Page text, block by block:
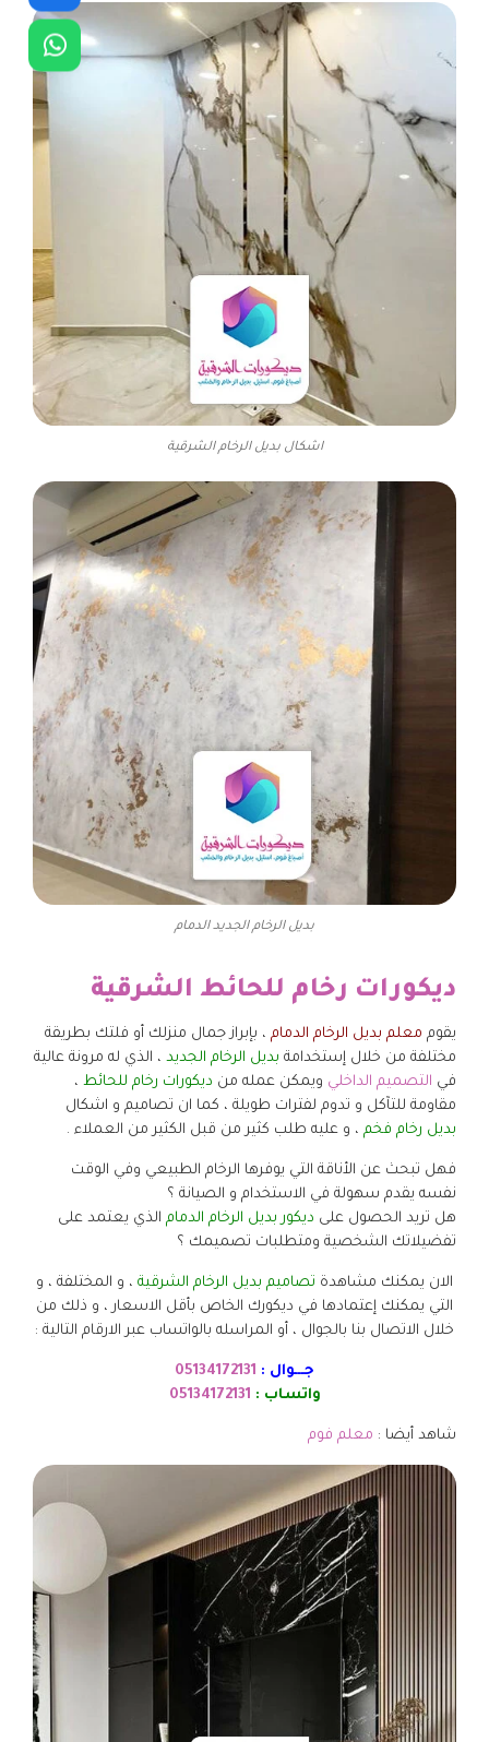
اشكال بديل الرخام الشرقية
بديل الرخام الجديد الدمام
ديكورات رخام للحائط الشرقية
يقوم معلم بديل الرخام الدمام ، بإبراز جمال منزلك أو فلتك بطريقة
مختلفة من خلال إستخدامة بديل الرخام الجديد ، الذي له مرونة عالية
في التصميم الداخلي ويمكن عمله من ديكورات رخام للحائط ،
مقاومة للتآكل و تدوم لفترات طويلة ، كما ان تصاميم و اشكال
بديل رخام فخم ، و عليه طلب كثير من قبل الكثير من العملاء .
فهل تبحث عن الأناقة التي يوفرها الرخام الطبيعي وفي الوقت
نفسه يقدم سهولة في الاستخدام و الصيانة ؟
هل تريد الحصول على ديكور بديل الرخام الدمام الذي يعتمد على
تفضيلاتك الشخصية ومتطلبات تصميمك ؟
الان يمكنك مشاهدة تصاميم بديل الرخام الشرقية ، و المختلفة ، و
التي يمكنك إعتمادها في ديكورك الخاص بأقل الاسعار ، و ذلك من
خلال الاتصال بنا بالجوال ، أو المراسله بالواتساب عبر الارقام التالية :
جـــوال : 05134172131
واتساب : 05134172131
شاهد أيضا : معلم فوم